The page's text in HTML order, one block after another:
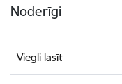
Noderīgi
Viegli lasīt